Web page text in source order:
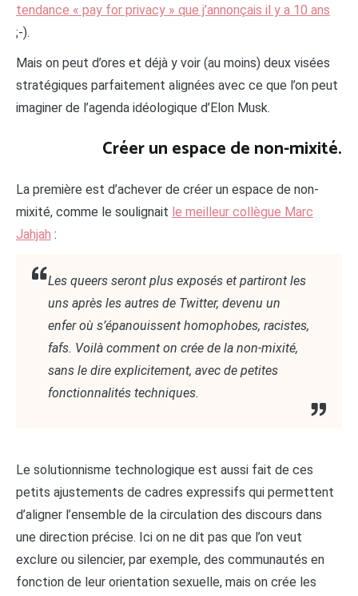
tendance « pay for privacy » que j’annonçais il y a 10 ans
;-).
Mais on peut d’ores et déjà y voir (au moins) deux visées
stratégiques parfaitement alignées avec ce que l’on peut
imaginer de l’agenda idéologique d’Elon Musk.
Créer un espace de non-mixité.
La première est d’achever de créer un espace de non-
mixité, comme le soulignait le meilleur collègue Marc
Jahjah :
Les queers seront plus exposés et partiront les
uns après les autres de Twitter, devenu un
enfer où s’épanouissent homophobes, racistes,
fafs. Voilà comment on crée de la non-mixité,
sans le dire explicitement, avec de petites
fonctionnalités techniques.
Le solutionnisme technologique est aussi fait de ces
petits ajustements de cadres expressifs qui permettent
d’aligner l’ensemble de la circulation des discours dans
une direction précise. Ici on ne dit pas que l’on veut
exclure ou silencier, par exemple, des communautés en
fonction de leur orientation sexuelle, mais on crée les